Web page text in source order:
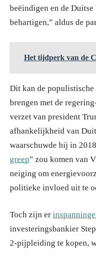
beëindigen en de
behartigen,” aldus de
Het tijdperk van de
Dit kan de
brengen met de
verzet van president
afhankelijkheid van
waarschuwde hij in
greep” zou komen van
neiging om
politieke invloed uit te
Toch zijn er
investeringsbankier
2-pijpleiding te kopen,